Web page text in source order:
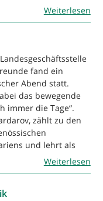
Weiterlesen
fand ein
Abend statt.
das bewegende
immer die Tage“.
zählt zu den
und lehrt als
Weiterlesen